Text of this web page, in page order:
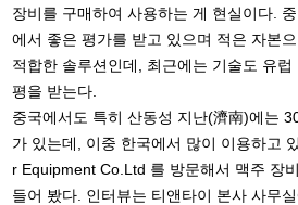
장비를 구매하여 사용하는 게 현실이다.
에서 좋은 평가를 받고 있으며 적은 자본
적합한 솔루션인데, 최근에는 기술도 유
평을 받는다.
중국에서도 특히 산동성 지난(濟南)에는
가 있는데, 이중 한국에서 많이 이용하고
r Equipment Co.Ltd 를 방문해서 맥주 장
들어 봤다. 인터뷰는 티앤타이 본사 사무